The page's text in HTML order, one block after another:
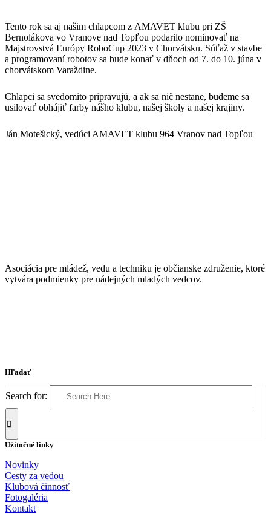
Tento rok sa aj našim chlapcom z AMAVET klubu pri ZŠ
Bernolákova vo Vranove nad Topľou podarilo nominovať na
Majstrovstvá Európy RoboCup 2023 v Chorvátsku. Súťaž v stavbe
a programovaní robotov sa bude konať v dňoch od 7. do 10. júna v
chorvátskom Varaždine.
Chlapci sa svedomito pripravujú, a ak sa nič nestane, budeme sa
usilovať obhájiť farby nášho klubu, našej školy a našej krajiny.
Ján Motešický, vedúci AMAVET klubu 964 Vranov nad Topľou
Asociácia pre mládež, vedu a techniku je občianske združenie, ktoré
vytvára podmienky pre nádejných mladých vedcov.
Hľadať
Search for:
Užitočné linky
Novinky
Cesty za vedou
Klubová činnosť
Fotogaléria
Kontakt